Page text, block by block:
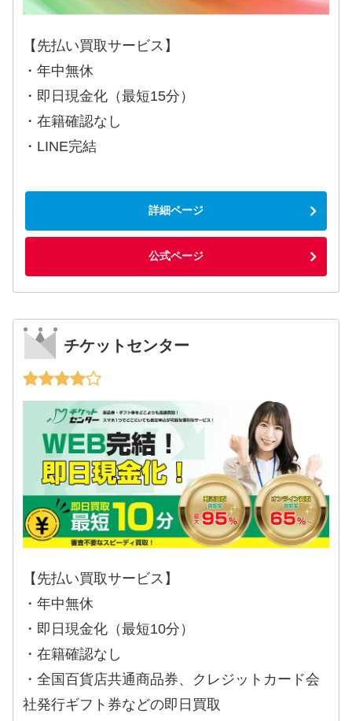
【先払い買取サービス】
・年中無休
・即日現金化（最短15分）
・在籍確認なし
・LINE完結
詳細ページ
公式ページ
チケットセンター
【先払い買取サービス】
・年中無休
・即日現金化（最短10分）
・在籍確認なし
・全国百貨店共通商品券、クレジットカード会
社発行ギフト券などの即日買取